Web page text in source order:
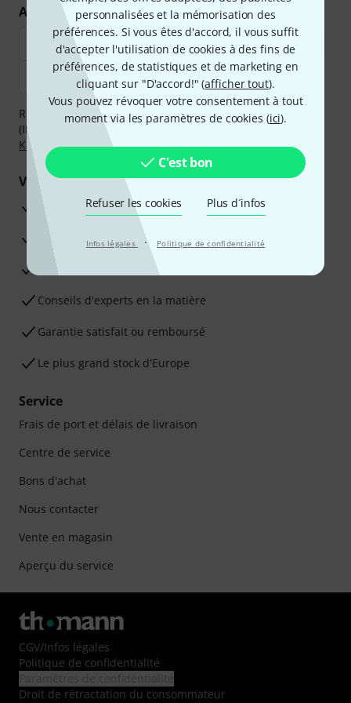
personnalisées et la mémorisation des
préférences. Si vous êtes d'accord, il vous suffit
d'accepter l'utilisation de cookies à des fins de
préférences, de statistiques et de marketing en
cliquant sur "D'accord!" (afficher tout).
Vous pouvez révoquer votre consentement à tout
moment via les paramètres de cookies (ici).
C'est bon
Refuser les cookies Plus d´infos
Infos légales · Politique de confidentialité
Achetez et payez en toute sécurité
Réglez de manière sûre et sécurisée par Virement
(IBAN/BIC), PayPal, Amazon Pay,
Klarna Payer Maintenant
Klarna Payer en 3 foisou Carte de crédit.
Vos avantages
Ga­ran­tie Thomann 3 ans
Garantie 30 jours satisfait ou remboursé
Conseils d'experts en la matière
Garantie satisfait ou remboursé
Le plus grand stock d'Europe
Service
Frais de port et délais de livraison
Centre de service
Bons d'achat
Nous contacter
Vente en magasin
Aperçu du service
CGV/Infos légales
Politique de confidentialité
Droit de rétractation du consommateur